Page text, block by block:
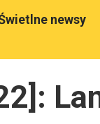
newsy